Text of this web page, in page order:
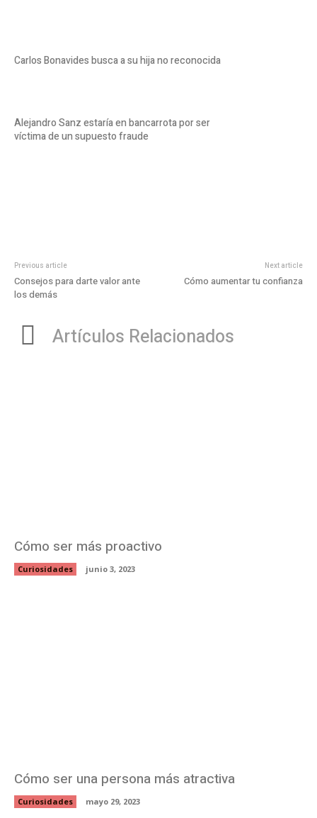
Carlos Bonavides busca a su hija no reconocida
Alejandro Sanz estaría en bancarrota por ser
víctima de un supuesto fraude
Previous article
Consejos para darte valor ante
los demás
Next article
Cómo aumentar tu confianza
Artículos Relacionados
Cómo ser más proactivo
Curiosidades junio 3, 2023
Cómo ser una persona más atractiva
Curiosidades mayo 29, 2023